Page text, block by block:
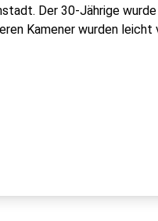
Der 30-Jährige
Kamener wurden